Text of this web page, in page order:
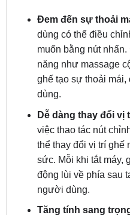
muốn bằng nút
năng như massage
ghế tạo sự thoải
dùng.
Dễ dàng thay đổi vị
việc thao tác nút
thể thay đổi vị trí ghế
sức. Mỗi khi tắt máy,
động lùi về phía sau
người dùng.
Tăng tính sang
chỉnh điện 8 hướng
đem lại sự sang